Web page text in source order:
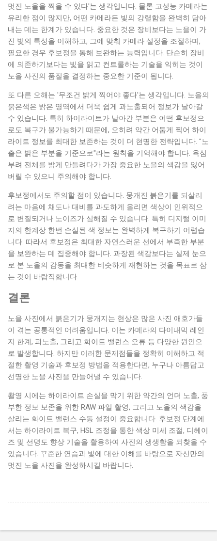
멋진 노을을 찍을 수 있다'는 생각입니다. 물론 고성능 카메라는
유리한 점이 많지만, 어떤 카메라든 빛의 강렬함을 완벽히 담아
내는 데는 한계가 있습니다. 중요한 것은 장비보다는 노을이 가
진 빛의 특성을 이해하고, 그에 맞춰 카메라 설정을 조절하며,
필요한 경우 후보정을 통해 보완하는 능력입니다. 단순히 장비
에 의존하기보다는 빛을 읽고 컨트롤하는 기술을 익히는 것이
노을 사진의 품질을 결정하는 중요한 기준이 됩니다.
또 다른 오해는 '무조건 밝게 찍어야 좋다'는 생각입니다. 노을의
붉은색은 밝은 영역에서 더욱 쉽게 과노출되어 정보가 날아갈
수 있습니다. 특히 하이라이트가 날아간 부분은 어떤 후보정으
로도 복구가 불가능하기 때문에, 오히려 약간 어둡게 찍어 하이
라이트 정보를 최대한 보존하는 것이 더 현명한 전략입니다. "노
출은 밝은 부분을 기준으로"라는 원칙을 기억해야 합니다. 욕심
부려 전체를 밝게 만들려다가 가장 중요한 노을의 색감을 잃어
버릴 수 있으니 주의해야 합니다.
후보정에서도 주의할 점이 있습니다. 뭉개진 붉은기를 되살리
려는 마음에 채도나 대비를 과도하게 올리면 색상이 인위적으
로 변질되거나 노이즈가 심해질 수 있습니다. 특히 디지털 이미
지의 한계상 한번 손실된 색 정보는 완벽하게 복구하기 어렵습
니다. 따라서 후보정은 최대한 자연스러운 선에서 부족한 부분
을 보완하는 데 집중해야 합니다. 과장된 색감보다는 실제 눈으
로 본 노을의 감동을 최대한 비슷하게 재현하는 것을 목표로 삼
는 것이 바람직합니다.
결론
노을 사진에서 붉은기가 뭉개지는 현상은 많은 사진 애호가들
이 겪는 공통적인 어려움입니다. 이는 카메라의 다이내믹 레인
지 한계, 과노출, 그리고 화이트 밸런스 오류 등 다양한 원인으
로 발생합니다. 하지만 이러한 문제점들을 정확히 이해하고 적
절한 촬영 기술과 후보정 방법을 적용한다면, 누구나 아름답고
선명한 노을 사진을 만들어낼 수 있습니다.
촬영 시에는 하이라이트 손실을 막기 위한 약간의 언더 노출, 풍
부한 정보 보존을 위한 RAW 파일 촬영, 그리고 노을의 색감을
살리는 화이트 밸런스 수동 설정이 중요합니다. 후보정 단계에
서는 하이라이트 복구, HSL 조정을 통한 색상 미세 조절, 디헤이
즈 및 선명도 향상 기술을 활용하여 사진의 생생함을 되찾을 수
있습니다. 꾸준한 연습과 빛에 대한 이해를 바탕으로 자신만의
멋진 노을 사진을 완성하시길 바랍니다.